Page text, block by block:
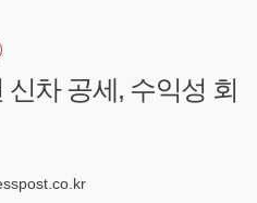
차 공세, 수익성 회